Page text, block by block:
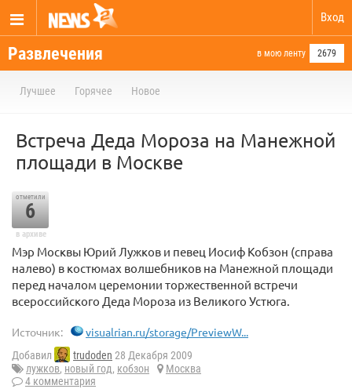
Вход
Развлечения в мою ленту 2679
Лучшее Горячее Новое
Встреча Деда Мороза на Манежной
площади в Москве
отметили
6
в архиве
Мэр Москвы Юрий Лужков и певец Иосиф Кобзон (справа
налево) в костюмах волшебников на Манежной площади
перед началом церемонии торжественной встречи
всероссийского Деда Мороза из Великого Устюга.
Источник: visualrian.ru/storage/PreviewW...
Добавил trudoden 28 Декабря 2009
лужков, новый год, кобзон
Москва
4 комментария